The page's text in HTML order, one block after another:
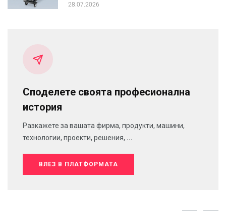
28.07.2026
Споделете своята професионална
история
Разкажете за вашата фирма, продукти, машини,
технологии, проекти, решения, ...
ВЛЕЗ В ПЛАТФОРМАТА